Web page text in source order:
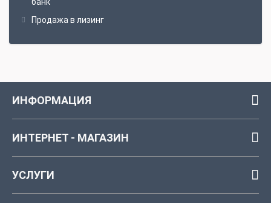
Продажа в лизинг
ИНФОРМАЦИЯ
ИНТЕРНЕТ - МАГАЗИН
УСЛУГИ